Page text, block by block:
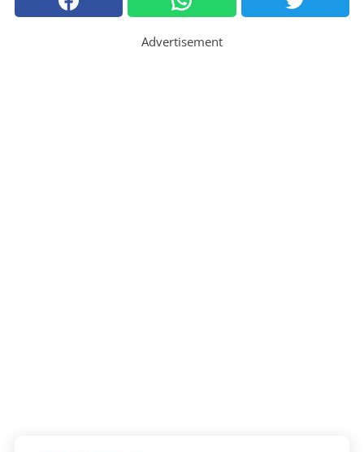
Advertisement